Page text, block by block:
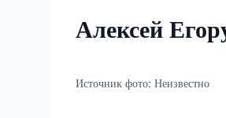
Алексей
Источник фото: Неизвестно